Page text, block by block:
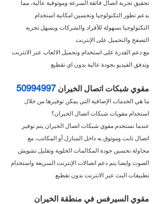
تحقيق تجربة اتصال فائقة السرعة وموثوقية عالية، مما
يدعم تطور التكنولوجيا وتحسين امكانية استخدام
التكنولوجيا بسهولة للأفراد والشركات ويسهل تجربة
التصفح والتحميل على الإنترنت
مع دعم القدرة على استخدام وتحميل الالعاب عبر الانترنت
وتدفق الفيديو بجودة عالية بدون اي تقطيع
مقوي شبكات اتصال الخيران 50994997
ما هي الخدمات الإضافية التي يمكن توفيرها من خلال
استخدام مقويات شبكات اتصال الخيران؟
عندما نستخدم مقوي شبكات اتصال الخيران يتم توفير
اتصال ثابت وموثوق به داخل المنازل أو المكاتب، مع
محاولة تحسين جودة المكالمات الخلوية وتقليل تشويش
الصوت وايضا يتم دعم اتصالات الإنترنت السريعة واستخدام
تطبيقات البث عبر الانترنت بدون تقطيع
مقوي السيرفس في منطقة الخيران